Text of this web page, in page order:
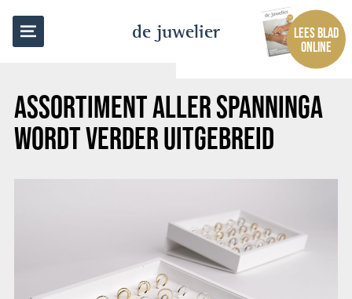
de juwelier
LEES BLAD
ONLINE
ASSORTIMENT ALLER SPANNINGA
WORDT VERDER UITGEBREID
TERUG NAAR OVERZICHT